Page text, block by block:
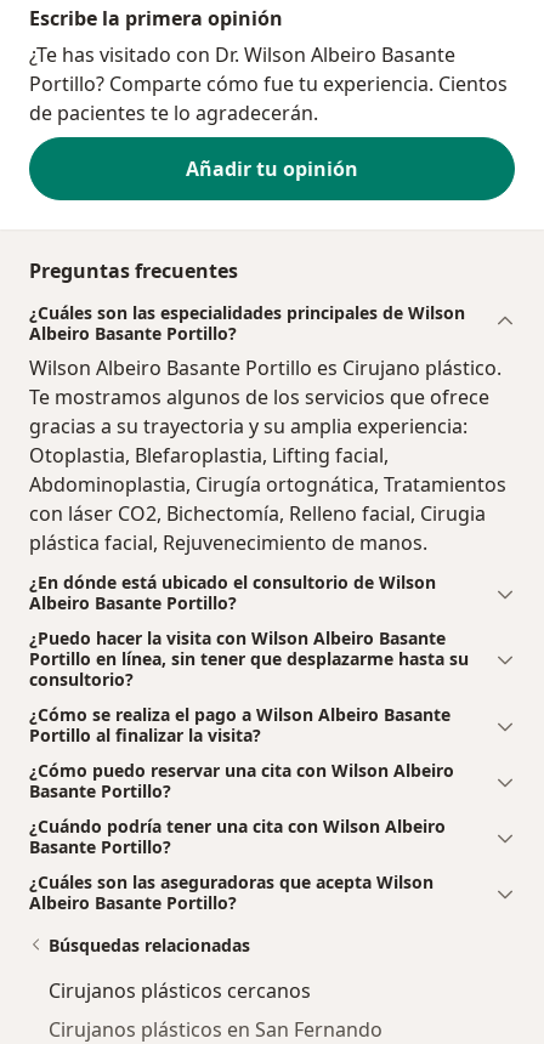
Escribe la primera opinión
¿Te has visitado con Dr. Wilson Albeiro Basante
Portillo? Comparte cómo fue tu experiencia. Cientos
de pacientes te lo agradecerán.
Añadir tu opinión
Preguntas frecuentes
¿Cuáles son las especialidades principales de Wilson
Albeiro Basante Portillo?
Wilson Albeiro Basante Portillo es Cirujano plástico.
Te mostramos algunos de los servicios que ofrece
gracias a su trayectoria y su amplia experiencia:
Otoplastia, Blefaroplastia, Lifting facial,
Abdominoplastia, Cirugía ortognática, Tratamientos
con láser CO2, Bichectomía, Relleno facial, Cirugia
plástica facial, Rejuvenecimiento de manos.
¿En dónde está ubicado el consultorio de Wilson
Albeiro Basante Portillo?
¿Puedo hacer la visita con Wilson Albeiro Basante
Portillo en línea, sin tener que desplazarme hasta su
consultorio?
¿Cómo se realiza el pago a Wilson Albeiro Basante
Portillo al finalizar la visita?
¿Cómo puedo reservar una cita con Wilson Albeiro
Basante Portillo?
¿Cuándo podría tener una cita con Wilson Albeiro
Basante Portillo?
¿Cuáles son las aseguradoras que acepta Wilson
Albeiro Basante Portillo?
Búsquedas relacionadas
Cirujanos plásticos cercanos
Cirujanos plásticos en San Fernando